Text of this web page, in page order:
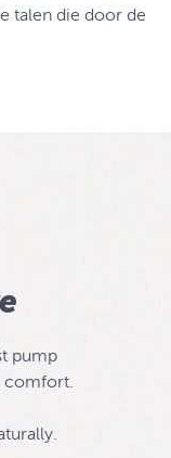
talen die door de
pump
comfort.